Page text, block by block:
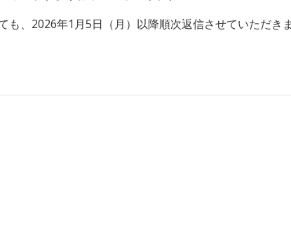
、2026年1月5日（月）以降順次返信させていただきま